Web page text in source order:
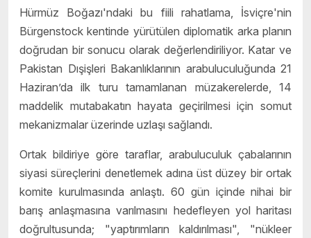
Hürmüz Boğazı'ndaki bu fiili rahatlama, İsviçre'nin
Bürgenstock kentinde yürütülen diplomatik arka planın
doğrudan bir sonucu olarak değerlendiriliyor. Katar ve
Pakistan Dışişleri Bakanlıklarının arabuluculuğunda 21
Haziran’da ilk turu tamamlanan müzakerelerde, 14
maddelik mutabakatın hayata geçirilmesi için somut
mekanizmalar üzerinde uzlaşı sağlandı.
Ortak bildiriye göre taraflar, arabuluculuk çabalarının
siyasi süreçlerini denetlemek adına üst düzey bir ortak
komite kurulmasında anlaştı. 60 gün içinde nihai bir
barış anlaşmasına varılmasını hedefleyen yol haritası
doğrultusunda; "yaptırımların kaldırılması", "nükleer